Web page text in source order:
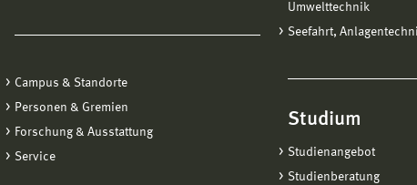
Campus & Standorte
Personen & Gremien
Forschung & Ausstattung
Service
Umwelttechnik
Seefahrt,
Studium
Studienangebot
Studienberatung